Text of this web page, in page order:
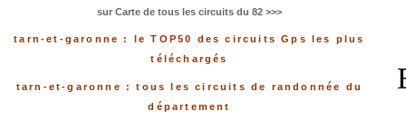
sur Carte de tous les circuits du 82 >>>
tarn-et-garonne : le TOP50 des circuits Gps les plus
téléchargés
tarn-et-garonne : tous les circuits de randonnée du
département